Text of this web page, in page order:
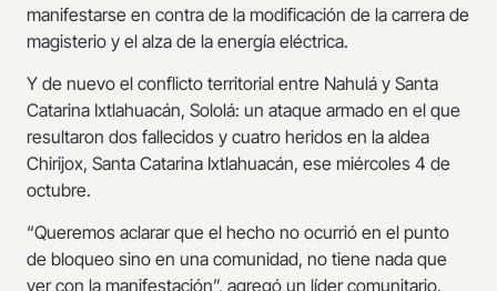
manifestarse en contra de la modificación de la carrera de
magisterio y el alza de la energía eléctrica.
Y de nuevo el conflicto territorial entre Nahulá y Santa
Catarina Ixtlahuacán, Sololá: un ataque armado en el que
resultaron dos fallecidos y cuatro heridos en la aldea
Chirijox, Santa Catarina Ixtlahuacán, ese miércoles 4 de
octubre.
“Queremos aclarar que el hecho no ocurrió en el punto
de bloqueo sino en una comunidad, no tiene nada que
ver con la manifestación”, agregó un líder comunitario.